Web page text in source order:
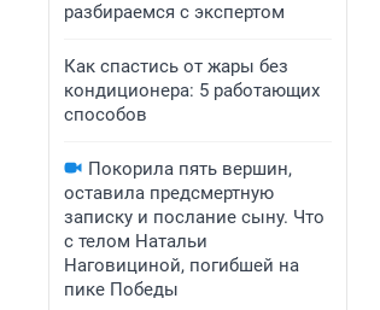
разбираемся с экспертом
Как спастись от жары без
кондиционера: 5 работающих
способов
Покорила пять вершин,
оставила предсмертную
записку и послание сыну. Что
с телом Натальи
Наговициной, погибшей на
пике Победы